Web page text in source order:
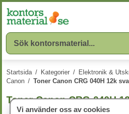
Startsida / Kategorier / Elektronik &
Canon / Toner Canon CRG 040H 12k
Toner Canon CRG 040H
Vi använder oss av cookies